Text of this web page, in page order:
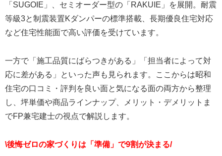
「SUGOIE」、セミオーダー型の「RAKUIE」を展開。耐震
等級3と制震装置Kダンパーの標準搭載、長期優良住宅対応
など住宅性能面で高い評価を受けています。
一方で「施工品質にばらつきがある」「担当者によって対
応に差がある」といった声も見られます。ここからは昭和
住宅の口コミ・評判を良い面と気になる面の両方から整理
し、坪単価や商品ラインナップ、メリット・デメリットま
でFP兼宅建士の視点で解説します。
\後悔ゼロの家づくりは「準備」で9割が決まる/